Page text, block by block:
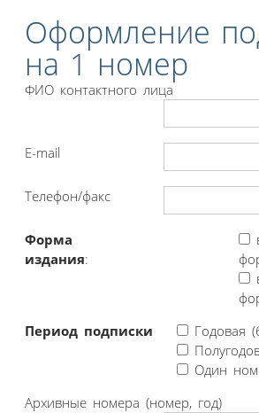
Оформление
на 1 номер
ФИО контактного лица
E-mail
Телефон/факс
Форма
издания:
Период подписки
Годовая
Один
Архивные номера (номер, год)